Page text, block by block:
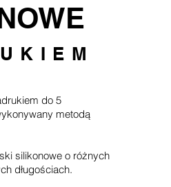
do 5
metodą
silikonowe o różnych
długościach.